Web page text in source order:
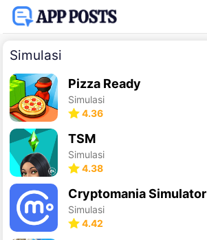
Simulasi
Pizza Ready
Simulasi
4.36
TSM
Simulasi
4.38
Cryptomania Simulator
Simulasi
4.42